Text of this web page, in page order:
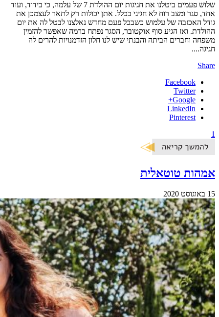
שלוש פעמים ביטלנו את חגיגות יום ההולדת 7 של עלמה, כי בידוד, ועוד
אחד, סגר ומצב רוח לא חגיגי בכלל. אתן יכולות רק לתאר לעצמכן את
גודל האכזבה של עלמוש כשבכל פעם מחדש נאלצנו לבטל לה את יום
ההולדת. ואז הגיע סוף אוקטובר, הסגר נפתח ברמה שאפשר להזמין
משפחה וחברים הביתה והבנתי שיש לנו חלון הזדמנויות להרים לה
חגיגה....
Share
Facebook
Twitter
Google+
LinkedIn
Pinterest
1
אמהות טוטאלית
15 באוגוסט 2020